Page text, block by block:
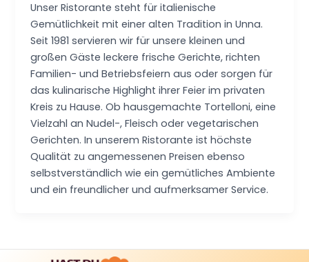
Unser Ristorante steht für italienische
Gemütlichkeit mit einer alten Tradition in Unna.
Seit 1981 servieren wir für unsere kleinen und
großen Gäste leckere frische Gerichte, richten
Familien- und Betriebsfeiern aus oder sorgen für
das kulinarische Highlight ihrer Feier im privaten
Kreis zu Hause. Ob hausgemachte Tortelloni, eine
Vielzahl an Nudel-, Fleisch oder vegetarischen
Gerichten. In unserem Ristorante ist höchste
Qualität zu angemessenen Preisen ebenso
selbstverständlich wie ein gemütliches Ambiente
und ein freundlicher und aufmerksamer Service.